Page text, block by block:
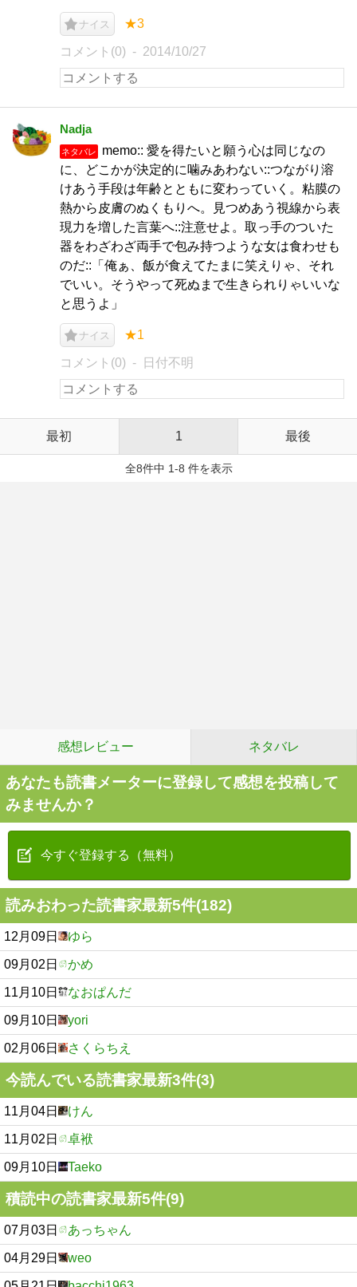
ナイス ★3
コメント(0) 2014/10/27
Nadja
ネタバレ
memo:: 愛を得たいと願う心は同じなの
に、どこかが決定的に噛みあわない::つながり溶
けあう手段は年齢とともに変わっていく。粘膜の
熱から皮膚のぬくもりへ。見つめあう視線から表
現力を増した言葉へ::注意せよ。取っ手のついた
器をわざわざ両手で包み持つような女は食わせも
のだ::「俺ぁ、飯が食えてたまに笑えりゃ、それ
でいい。そうやって死ぬまで生きられりゃいいな
と思うよ」
ナイス ★1
コメント(0) 日付不明
最初 1 最後
全8件中 1-8 件を表示
感想レビュー ネタバレ
あなたも読書メーターに登録して感想を投稿して
みませんか？
今すぐ登録する（無料）
読みおわった読書家最新5件(182)
12月09日 ゆら
09月02日 かめ
11月10日 なおぱんだ
09月10日 yori
02月06日 さくらちえ
今読んでいる読書家最新3件(3)
11月04日 けん
11月02日 卓袱
09月10日 Taeko
積読中の読書家最新5件(9)
07月03日 あっちゃん
04月29日 weo